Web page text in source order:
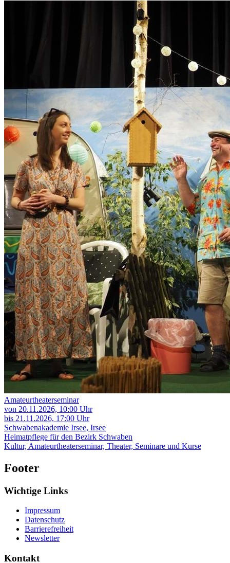
Amateurtheaterseminar
von 20.11.2026, 10:00 Uhr
bis 21.11.2026, 17:00 Uhr
Schwabenakademie Irsee, Irsee
Heimatpflege für den Bezirk Schwaben
Kultur, Amateurtheaterseminar, Theater, Seminare und Kurse
Footer
Wichtige Links
Impressum
Datenschutz
Barrierefreiheit
Newsletter
Kontakt